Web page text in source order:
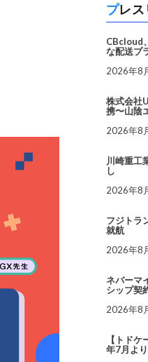
プレ
CBcloud
な配送プ
2026年8
株式会社
携〜山陰
2026年8
川崎重工
し
2026年8
フジトラ
就航
2026年8
ネバーマ
シップ契
2026年8
【トド
年7月よ